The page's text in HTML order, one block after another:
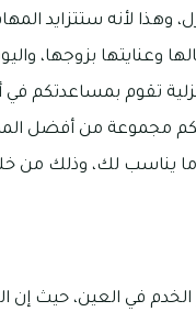
لأنه ستتزايد
وعنايتها بزوجها،
تقوم بمساعدتكم
لكم مجموعة من أفضل
ما يناسب لك، وذلك من
في العين، حيث إن